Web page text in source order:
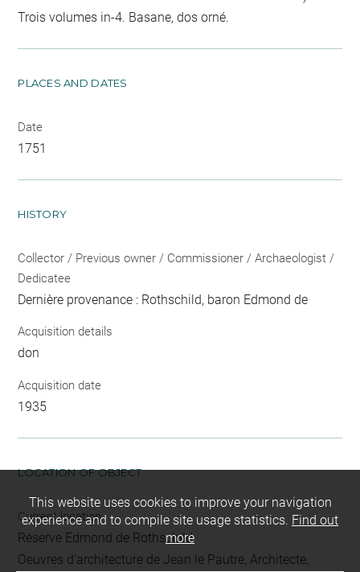
Trois volumes in-4. Basane, dos orné.
PLACES AND DATES
Date
1751
HISTORY
Collector / Previous owner / Commissioner / Archaeologist /
Dedicatee
Dernière provenance : Rothschild, baron Edmond de
Acquisition details
don
Acquisition date
1935
LOCATION OF OBJECT
Current location
Réserve Edmond de Rothschild
Oeuvres d'architecture de Jean le Pautre, Architecte,
This website uses cookies to improve your navigation
experience and to compile site usage statistics. Find out
more